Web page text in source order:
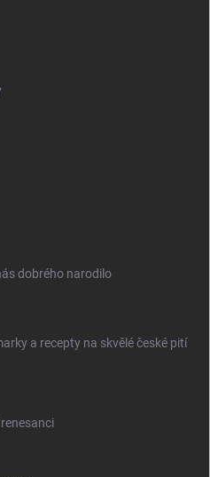
dobrého narodilo
a recepty na skvělé české pití